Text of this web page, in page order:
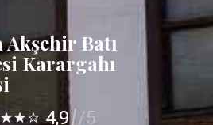
Akşehir Batı
Karargahı
4,9 /5